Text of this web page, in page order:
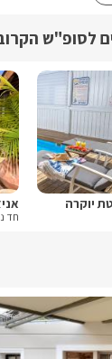
לסופ"ש
יוקרה
חד